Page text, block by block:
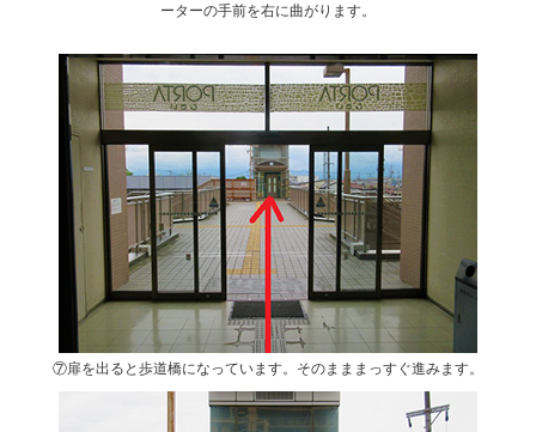
ーターの手前を右に曲がります。
⑦扉を出ると歩道橋になっています。そのまままっすぐ進みます。